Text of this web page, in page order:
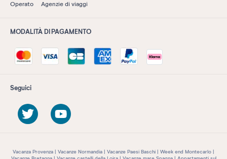
Operato
Agenzie di viaggi
MODALITÀ DI PAGAMENTO
Seguici
Vacanza Provenza Vacanze Normandia Vacanze Paesi Baschi
Week end Montecarlo